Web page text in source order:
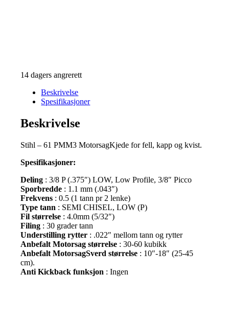
14 dagers angrerett
Beskrivelse
Spesifikasjoner
Beskrivelse
Stihl – 61 PMM3 MotorsagKjede for fell, kapp og kvist.
Spesifikasjoner:
Deling : 3/8 P (.375″) LOW, Low Profile, 3/8″ Picco
Sporbredde : 1.1 mm (.043″)
Frekvens : 0.5 (1 tann pr 2 lenke)
Type tann : SEMI CHISEL, LOW (P)
Fil størrelse : 4.0mm (5/32″)
Filing : 30 grader tann
Understilling rytter : .022″ mellom tann og rytter
Anbefalt Motorsag størrelse : 30-60 kubikk
Anbefalt MotorsagSverd størrelse : 10″-18″ (25-45
cm).
Anti Kickback funksjon : Ingen